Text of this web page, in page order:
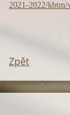
2021-2022/
Zpět